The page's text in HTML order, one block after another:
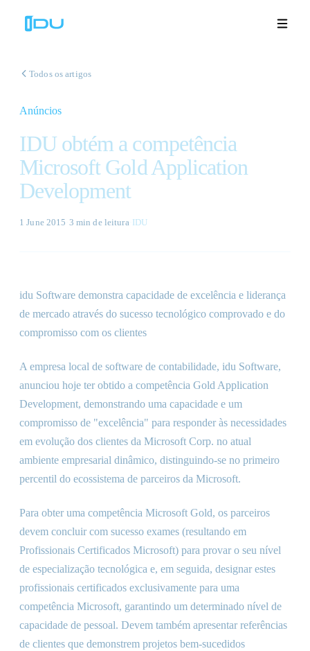
Soluções
Plataforma
Sucesso global
Recursos
Todos os artigos
Anúncios
IDU obtém a competência
Microsoft Gold Application
Development
1 June 2015 3 min de leitura· IDU
idu Software demonstra capacidade de excelência e liderança
de mercado através do sucesso tecnológico comprovado e do
compromisso com os clientes
A empresa local de software de contabilidade, idu Software,
anunciou hoje ter obtido a competência Gold Application
Development, demonstrando uma capacidade e um
compromisso de "excelência" para responder às necessidades
em evolução dos clientes da Microsoft Corp. no atual
ambiente empresarial dinâmico, distinguindo-se no primeiro
percentil do ecossistema de parceiros da Microsoft.
Para obter uma competência Microsoft Gold, os parceiros
devem concluir com sucesso exames (resultando em
Profissionais Certificados Microsoft) para provar o seu nível
de especialização tecnológica e, em seguida, designar estes
profissionais certificados exclusivamente para uma
competência Microsoft, garantindo um determinado nível de
capacidade de pessoal. Devem também apresentar referências
de clientes que demonstrem projetos bem-sucedidos